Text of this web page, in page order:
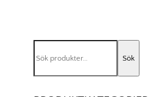
efter:
Sök